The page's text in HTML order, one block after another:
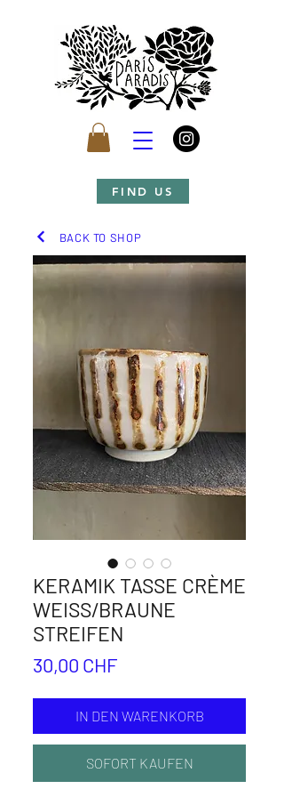
FIND US
BACK TO SHOP
KERAMIK TASSE CRÈME
WEISS/BRAUNE
STREIFEN
30,00 CHF
IN DEN WARENKORB
SOFORT KAUFEN